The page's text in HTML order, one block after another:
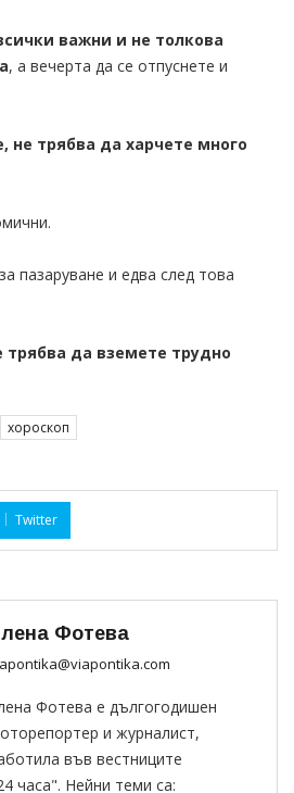
важни и не толкова
, а вечерта да се отпуснете и
не трябва да харчете много
пазаруване и едва след това
да вземете трудно
хороскоп
Twitter
Фотева
Фотева е дългогодишен
и журналист,
във вестниците
часа". Нейни теми са: